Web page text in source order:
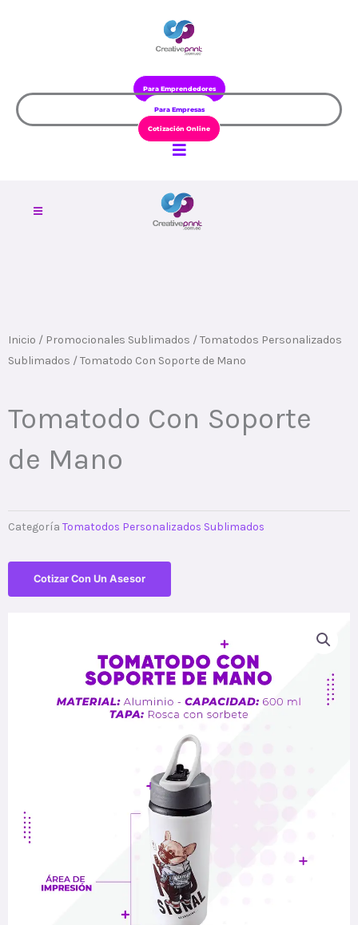
Para Emprendedores
Para Empresas
Cotización Online
Inicio / Promocionales Sublimados /Tomatodos Personalizados
Sublimados / Tomatodo Con Soporte de Mano
Tomatodo Con Soporte
de Mano
Categoría Tomatodos Personalizados Sublimados
Cotizar Con Un Asesor